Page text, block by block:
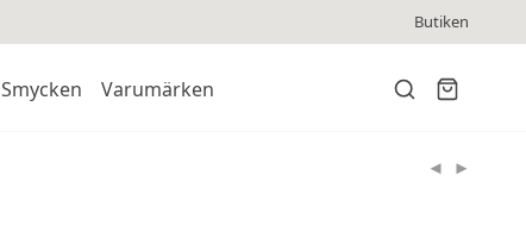
Butiken
Smycken Varumärken